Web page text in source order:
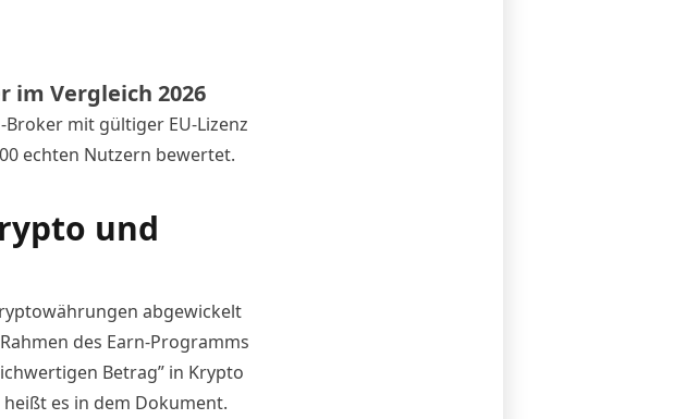
im Vergleich 2026
mit gültiger EU-Lizenz
echten Nutzern bewertet.
und
abgewickelt
des Earn-Programms
Betrag” in Krypto
es in dem Dokument.